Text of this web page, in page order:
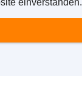
einverstanden.